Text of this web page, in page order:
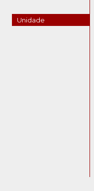
Unidade